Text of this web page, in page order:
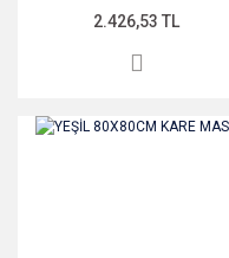
2.426,53 TL